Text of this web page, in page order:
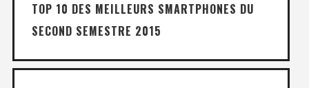
TOP 10 DES MEILLEURS SMARTPHONES DU
SECOND SEMESTRE 2015